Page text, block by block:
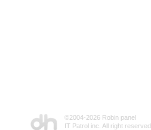
©2004-2026 Robin panel
IT Patrol inc. All right reserved.